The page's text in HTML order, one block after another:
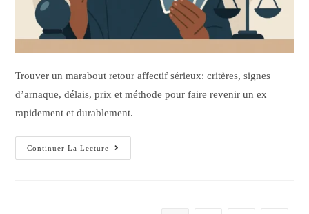
Trouver un marabout retour affectif sérieux: critères, signes
d’arnaque, délais, prix et méthode pour faire revenir un ex
rapidement et durablement.
Continuer La Lecture